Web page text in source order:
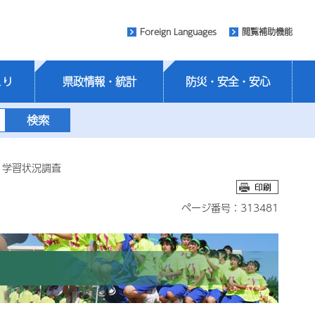
Foreign Languages 閲覧補助機能
県政情報・統計 防災・安全・安心
習状況調査
ページ番号：313481